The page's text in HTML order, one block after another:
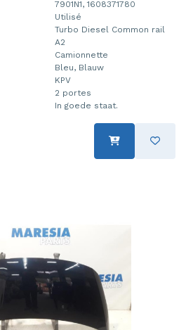
7901N1, 1608371780
Utilisé
Turbo Diesel Common rail
A2
Camionnette
Bleu, Blauw
KPV
2 portes
In goede staat.